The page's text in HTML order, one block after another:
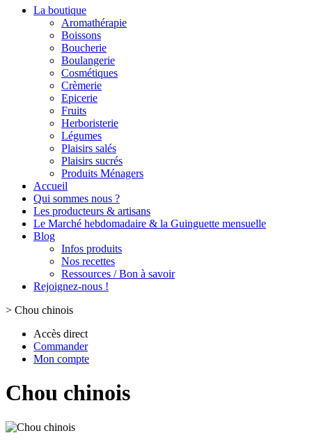
La boutique
Aromathérapie
Boissons
Boucherie
Boulangerie
Cosmétiques
Crèmerie
Epicerie
Fruits
Herboristerie
Légumes
Plaisirs salés
Plaisirs sucrés
Produits Ménagers
Accueil
Qui sommes nous ?
Les producteurs & artisans
Le Marché hebdomadaire & la Guinguette mensuelle
Blog
Infos produits
Nos recettes
Ressources / Bon à savoir
Rejoignez-nous !
> Chou chinois
Accès direct
Commander
Mon compte
Chou chinois